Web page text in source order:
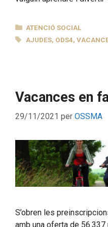
CATEGORIES
ATENCIÓ SOCIAL
ETIQUETES
AJUDES, ODS4,
Vacances en
29/11/2021 per OSSMA
S’obren les
amb una oferta de